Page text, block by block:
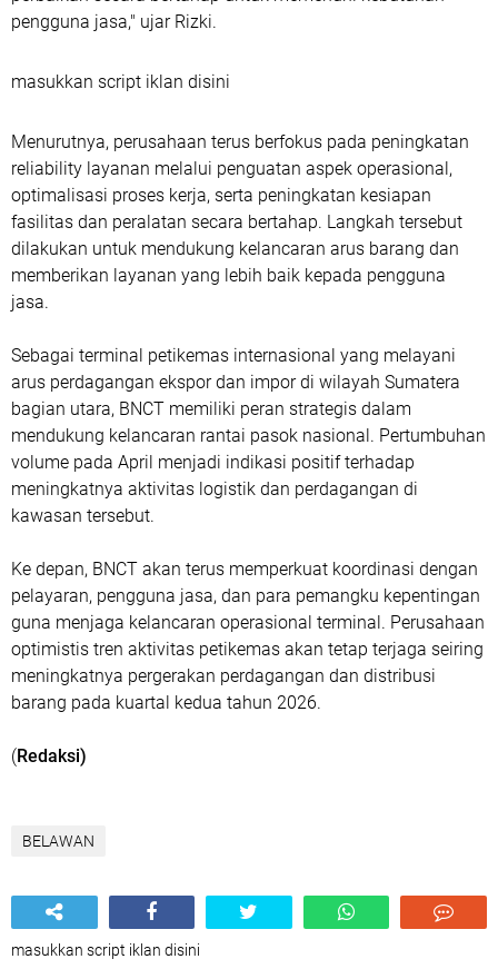
pengguna jasa," ujar Rizki.
masukkan script iklan disini
Menurutnya, perusahaan terus berfokus pada peningkatan
reliability layanan melalui penguatan aspek operasional,
optimalisasi proses kerja, serta peningkatan kesiapan
fasilitas dan peralatan secara bertahap. Langkah tersebut
dilakukan untuk mendukung kelancaran arus barang dan
memberikan layanan yang lebih baik kepada pengguna
jasa.
Sebagai terminal petikemas internasional yang melayani
arus perdagangan ekspor dan impor di wilayah Sumatera
bagian utara, BNCT memiliki peran strategis dalam
mendukung kelancaran rantai pasok nasional. Pertumbuhan
volume pada April menjadi indikasi positif terhadap
meningkatnya aktivitas logistik dan perdagangan di
kawasan tersebut.
Ke depan, BNCT akan terus memperkuat koordinasi dengan
pelayaran, pengguna jasa, dan para pemangku kepentingan
guna menjaga kelancaran operasional terminal. Perusahaan
optimistis tren aktivitas petikemas akan tetap terjaga seiring
meningkatnya pergerakan perdagangan dan distribusi
barang pada kuartal kedua tahun 2026.
(Redaksi)
BELAWAN
masukkan script iklan disini